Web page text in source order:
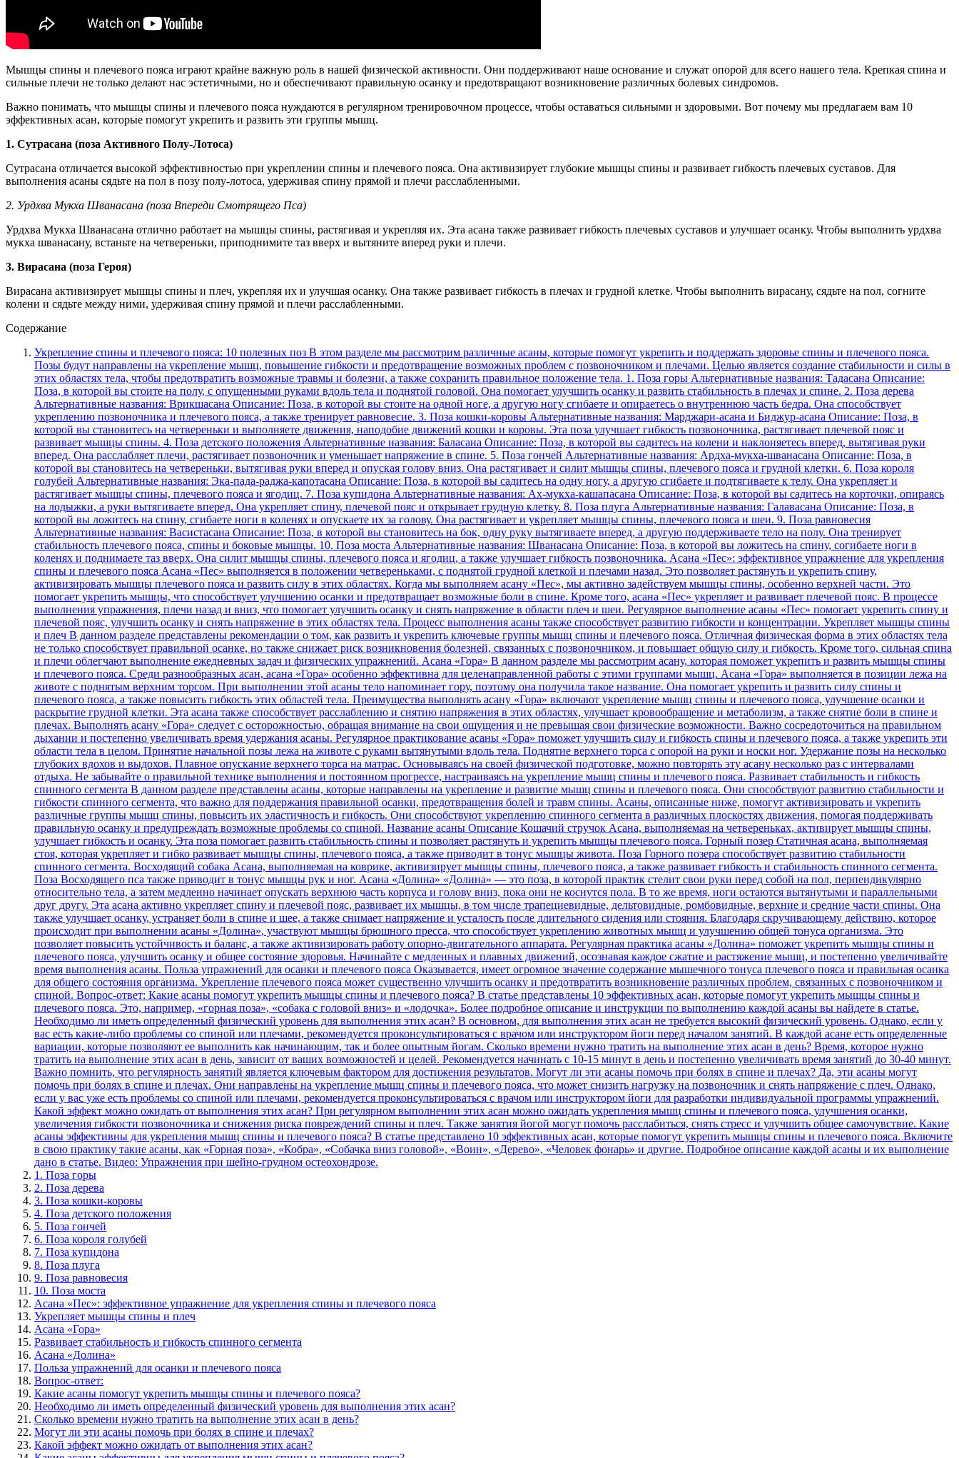
Мышцы спины и плечевого пояса играют крайне важную роль в нашей физической активности. Они поддерживают наше основание и служат опорой для всего нашего тела. Крепкая спина и
сильные плечи не только делают нас эстетичными, но и обеспечивают правильную осанку и предотвращают возникновение различных болевых синдромов.
Важно понимать, что мышцы спины и плечевого пояса нуждаются в регулярном тренировочном процессе, чтобы оставаться сильными и здоровыми. Вот почему мы предлагаем вам 10
эффективных асан, которые помогут укрепить и развить эти группы мышц.
1. Сутрасана (поза Активного Полу-Лотоса)
Сутрасана отличается высокой эффективностью при укреплении спины и плечевого пояса. Она активизирует глубокие мышцы спины и развивает гибкость плечевых суставов. Для
выполнения асаны сядьте на пол в позу полу-лотоса, удерживая спину прямой и плечи расслабленными.
2. Урдхва Мукха Шванасана (поза Впереди Смотрящего Пса)
Урдхва Мукха Шванасана отлично работает на мышцы спины, растягивая и укрепляя их. Эта асана также развивает гибкость плечевых суставов и улучшает осанку. Чтобы выполнить урдхва
мукха шванасану, встаньте на четвереньки, приподнимите таз вверх и вытяните вперед руки и плечи.
3. Вирасана (поза Героя)
Вирасана активизирует мышцы спины и плеч, укрепляя их и улучшая осанку. Она также развивает гибкость в плечах и грудной клетке. Чтобы выполнить вирасану, сядьте на пол, согните
колени и сядьте между ними, удерживая спину прямой и плечи расслабленными.
Содержание
Укрепление спины и плечевого пояса: 10 полезных поз В этом разделе мы рассмотрим различные асаны, которые помогут укрепить и поддержать здоровье спины и плечевого пояса. Позы будут направлены на укрепление мышц, повышение гибкости и предотвращение возможных проблем с позвоночником и плечами. Целью является создание стабильности и силы в этих областях тела, чтобы предотвратить возможные травмы и болезни, а также сохранить правильное положение тела. 1. Поза горы Альтернативные названия: Тадасана Описание: Поза, в которой вы стоите на полу, с опущенными руками вдоль тела и поднятой головой. Она помогает улучшить осанку и развить стабильность в плечах и спине. 2. Поза дерева Альтернативные названия: Врикшасана Описание: Поза, в которой вы стоите на одной ноге, а другую ногу сгибаете и опираетесь о внутреннюю часть бедра. Она способствует укреплению позвоночника и плечевого пояса, а также тренирует равновесие. 3. Поза кошки-коровы Альтернативные названия: Марджари-асана и Биджур-асана Описание: Поза, в которой вы становитесь на четвереньки и выполняете движения, наподобие движений кошки и коровы. Эта поза улучшает гибкость позвоночника, растягивает плечевой пояс и развивает мышцы спины. 4. Поза детского положения Альтернативные названия: Баласана Описание: Поза, в которой вы садитесь на колени и наклоняетесь вперед, вытягивая руки вперед. Она расслабляет плечи, растягивает позвоночник и уменьшает напряжение в спине. 5. Поза гончей Альтернативные названия: Ардха-мукха-шванасана Описание: Поза, в которой вы становитесь на четвереньки, вытягивая руки вперед и опуская голову вниз. Она растягивает и силит мышцы спины, плечевого пояса и грудной клетки. 6. Поза короля голубей Альтернативные названия: Эка-пада-раджа-капотасана Описание: Поза, в которой вы садитесь на одну ногу, а другую сгибаете и подтягиваете к телу. Она укрепляет и растягивает мышцы спины, плечевого пояса и ягодиц. 7. Поза купидона Альтернативные названия: Ах-мукха-кашапасана Описание: Поза, в которой вы садитесь на корточки, опираясь на лодыжки, а руки вытягиваете вперед. Она укрепляет спину, плечевой пояс и открывает грудную клетку. 8. Поза плуга Альтернативные названия: Галавасана Описание: Поза, в которой вы ложитесь на спину, сгибаете ноги в коленях и опускаете их за голову. Она растягивает и укрепляет мышцы спины, плечевого пояса и шеи. 9. Поза равновесия Альтернативные названия: Васистасана Описание: Поза, в которой вы становитесь на бок, одну руку вытягиваете вперед, а другую поддерживаете тело на полу. Она тренирует стабильность плечевого пояса, спины и боковые мышцы. 10. Поза моста Альтернативные названия: Шванасана Описание: Поза, в которой вы ложитесь на спину, согибаете ноги в коленях и поднимаете таз вверх. Она силит мышцы спины, плечевого пояса и ягодиц, а также улучшает гибкость позвоночника. Асана «Пес»: эффективное упражнение для укрепления спины и плечевого пояса Асана «Пес» выполняется в положении четвереньками, с поднятой грудной клеткой и плечами назад. Это позволяет растянуть и укрепить спину, активизировать мышцы плечевого пояса и развить силу в этих областях. Когда мы выполняем асану «Пес», мы активно задействуем мышцы спины, особенно верхней части. Это помогает укрепить мышцы, что способствует улучшению осанки и предотвращает возможные боли в спине. Кроме того, асана «Пес» укрепляет и развивает плечевой пояс. В процессе выполнения упражнения, плечи назад и вниз, что помогает улучшить осанку и снять напряжение в области плеч и шеи. Регулярное выполнение асаны «Пес» помогает укрепить спину и плечевой пояс, улучшить осанку и снять напряжение в этих областях тела. Процесс выполнения асаны также способствует развитию гибкости и концентрации. Укрепляет мышцы спины и плеч В данном разделе представлены рекомендации о том, как развить и укрепить ключевые группы мышц спины и плечевого пояса. Отличная физическая форма в этих областях тела не только способствует правильной осанке, но также снижает риск возникновения болезней, связанных с позвоночником, и повышает общую силу и гибкость. Кроме того, сильная спина и плечи облегчают выполнение ежедневных задач и физических упражнений. Асана «Гора» В данном разделе мы рассмотрим асану, которая поможет укрепить и развить мышцы спины и плечевого пояса. Среди разнообразных асан, асана «Гора» особенно эффективна для целенаправленной работы с этими группами мышц. Асана «Гора» выполняется в позиции лежа на животе с поднятым верхним торсом. При выполнении этой асаны тело напоминает гору, поэтому она получила такое название. Она помогает укрепить и развить силу спины и плечевого пояса, а также повысить гибкость этих областей тела. Преимущества выполнять асану «Гора» включают укрепление мышц спины и плечевого пояса, улучшение осанки и раскрытие грудной клетки. Эта асана также способствует расслаблению и снятию напряжения в этих областях, улучшает кровообращение и метаболизм, а также снятие боли в спине и плечах. Выполнять асану «Гора» следует с осторожностью, обращая внимание на свои ощущения и не превышая свои физические возможности. Важно сосредоточиться на правильном дыхании и постепенно увеличивать время удержания асаны. Регулярное практикование асаны «Гора» поможет улучшить силу и гибкость спины и плечевого пояса, а также укрепить эти области тела в целом. Принятие начальной позы лежа на животе с руками вытянутыми вдоль тела. Поднятие верхнего торса с опорой на руки и носки ног. Удержание позы на несколько глубоких вдохов и выдохов. Плавное опускание верхнего торса на матрас. Основываясь на своей физической подготовке, можно повторять эту асану несколько раз с интервалами отдыха. Не забывайте о правильной технике выполнения и постоянном прогрессе, настраиваясь на укрепление мышц спины и плечевого пояса. Развивает стабильность и гибкость спинного сегмента В данном разделе представлены асаны, которые направлены на укрепление и развитие мышц спины и плечевого пояса. Они способствуют развитию стабильности и гибкости спинного сегмента, что важно для поддержания правильной осанки, предотвращения болей и травм спины. Асаны, описанные ниже, помогут активизировать и укрепить различные группы мышц спины, повысить их эластичность и гибкость. Они способствуют укреплению спинного сегмента в различных плоскостях движения, помогая поддерживать правильную осанку и предупреждать возможные проблемы со спиной. Название асаны Описание Кошачий стручок Асана, выполняемая на четвереньках, активирует мышцы спины, улучшает гибкость и осанку. Эта поза помогает развить стабильность спины и позволяет растянуть и укрепить мышцы плечевого пояса. Горный позер Статичная асана, выполняемая стоя, которая укрепляет и гибко развивает мышцы спины, плечевого пояса, а также приводит в тонус мышцы живота. Поза Горного позера способствует развитию стабильности спинного сегмента. Восходящий собака Асана, выполняемая на коврике, активизирует мышцы спины, плечевого пояса, а также развивает гибкость и стабильность спинного сегмента. Поза Восходящего пса также приводит в тонус мышцы рук и ног. Асана «Долина» «Долина» — это поза, в которой практик стелит свои руки перед собой на пол, перпендикулярно относительно тела, а затем медленно начинает опускать верхнюю часть корпуса и голову вниз, пока они не коснутся пола. В то же время, ноги остаются вытянутыми и параллельными друг другу. Эта асана активно укрепляет спину и плечевой пояс, развивает их мышцы, в том числе трапециевидные, дельтовидные, ромбовидные, верхние и средние части спины. Она также улучшает осанку, устраняет боли в спине и шее, а также снимает напряжение и усталость после длительного сидения или стояния. Благодаря скручивающему действию, которое происходит при выполнении асаны «Долина», участвуют мышцы брюшного пресса, что способствует укреплению животных мышц и улучшению общей тонуса организма. Это позволяет повысить устойчивость и баланс, а также активизировать работу опорно-двигательного аппарата. Регулярная практика асаны «Долина» поможет укрепить мышцы спины и плечевого пояса, улучшить осанку и общее состояние здоровья. Начинайте с медленных и плавных движений, осознавая каждое сжатие и растяжение мышц, и постепенно увеличивайте время выполнения асаны. Польза упражнений для осанки и плечевого пояса Оказывается, имеет огромное значение содержание мышечного тонуса плечевого пояса и правильная осанка для общего состояния организма. Укрепление плечевого пояса может существенно улучшить осанку и предотвратить возникновение различных проблем, связанных с позвоночником и спиной. Вопрос-ответ: Какие асаны помогут укрепить мышцы спины и плечевого пояса? В статье представлены 10 эффективных асан, которые помогут укрепить мышцы спины и плечевого пояса. Это, например, «горная поза», «собака с головой вниз» и «лодочка». Более подробное описание и инструкции по выполнению каждой асаны вы найдете в статье. Необходимо ли иметь определенный физический уровень для выполнения этих асан? В основном, для выполнения этих асан не требуется высокий физический уровень. Однако, если у вас есть какие-либо проблемы со спиной или плечами, рекомендуется проконсультироваться с врачом или инструктором йоги перед началом занятий. В каждой асане есть определенные вариации, которые позволяют ее выполнить как начинающим, так и более опытным йогам. Сколько времени нужно тратить на выполнение этих асан в день? Время, которое нужно тратить на выполнение этих асан в день, зависит от ваших возможностей и целей. Рекомендуется начинать с 10-15 минут в день и постепенно увеличивать время занятий до 30-40 минут. Важно помнить, что регулярность занятий является ключевым фактором для достижения результатов. Могут ли эти асаны помочь при болях в спине и плечах? Да, эти асаны могут помочь при болях в спине и плечах. Они направлены на укрепление мышц спины и плечевого пояса, что может снизить нагрузку на позвоночник и снять напряжение с плеч. Однако, если у вас уже есть проблемы со спиной или плечами, рекомендуется проконсультироваться с врачом или инстр
1. Поза горы
2. Поза дерева
3. Поза кошки-коровы
4. Поза детского положения
5. Поза гончей
6. Поза короля голубей
7. Поза купидона
8. Поза плуга
9. Поза равновесия
10. Поза моста
Асана «Пес»: эффективное упражнение для укрепления спины и плечевого пояса
Укрепляет мышцы спины и плеч
Асана «Гора»
Развивает стабильность и гибкость спинного сегмента
Асана «Долина»
Польза упражнений для осанки и плечевого пояса
Вопрос-ответ:
Какие асаны помогут укрепить мышцы спины и плечевого пояса?
Необходимо ли иметь определенный физический уровень для выполнения этих асан?
Сколько времени нужно тратить на выполнение этих асан в день?
Могут ли эти асаны помочь при болях в спине и плечах?
Какой эффект можно ожидать от выполнения этих асан?